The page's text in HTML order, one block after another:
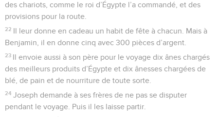
des chariots, comme le roi d’Égypte l’a commandé, et des
provisions pour la route.
22 Il leur donne en cadeau un habit de fête à chacun. Mais à
Benjamin, il en donne cinq avec 300 pièces d’argent.
23 Il envoie aussi à son père pour le voyage dix ânes chargés
des meilleurs produits d’Égypte et dix ânesses chargées de
blé, de pain et de nourriture de toute sorte.
24 Joseph demande à ses frères de ne pas se disputer
pendant le voyage. Puis il les laisse partir.